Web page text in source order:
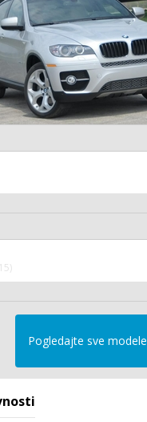
Pogledajte sve modele